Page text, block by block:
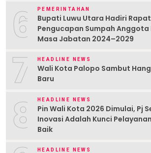
6 PEMERINTAHAN
Bupati Luwu Utara Hadiri
Pengucapan Sumpah Anggota
Masa Jabatan 2024–2029
7 HEADLINE NEWS
Wali Kota Palopo Sambut
Baru
8 HEADLINE NEWS
Pin Wali Kota 2026 Dimulai, Pj
Inovasi Adalah Kunci
Baik
HEADLINE NEWS